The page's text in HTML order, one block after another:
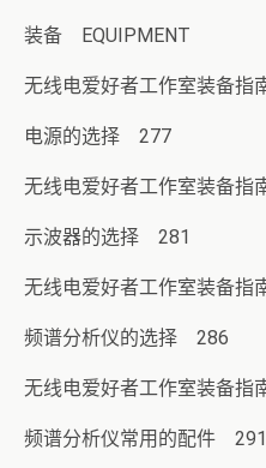
装备 EQUIPMENT
无线电爱好者工作室装备指
电源的选择 277
无线电爱好者工作室装备指
示波器的选择 281
无线电爱好者工作室装备指
频谱分析仪的选择 286
无线电爱好者工作室装备指
频谱分析仪常用的配件 291